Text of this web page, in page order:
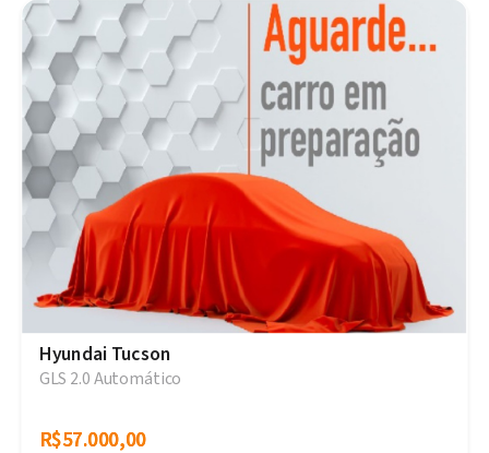
Hyundai Tucson
GLS 2.0 Automático
R$57.000,00
R$57.000,00